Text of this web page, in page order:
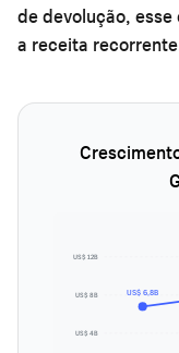
de devolução,
a receita
US$ 4B
US$ 8B
US$ 12B
US$ 6,8B